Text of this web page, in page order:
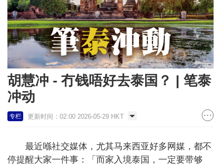
胡慧冲 - 冇钱唔好去泰国？ | 笔泰
冲动
专栏 更新时间：02:00 2026-05-29 HKT
最近喺社交媒体，尤其马来西亚好多网媒，都不
停提醒大家一件事：「而家入境泰国，一定要带够